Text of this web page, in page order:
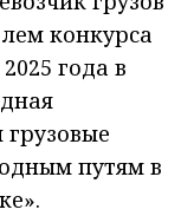
конкурса
года в
путям в